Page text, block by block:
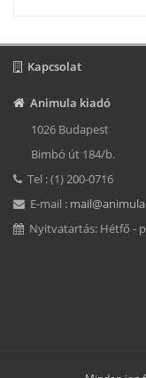
Kapcsolat
Animula kiadó
1026 Budapest
Bimbó út 184/b.
Tel : (1) 200-0716
E-mail :
Nyitvatartás: Hétfő -